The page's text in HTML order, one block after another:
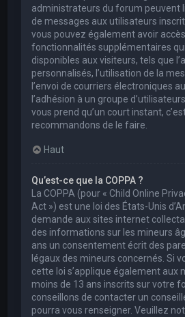
administrateurs du forum peuvent
de messages aux utilisateurs
vous pouvez également avoir
fonctionnalités supplémentaires
disponibles aux visiteurs, tels que
personnalisés, l’utilisation de la
l’envoi de courriers électroniques
l’adhésion à un groupe
vous prend qu’un court instant,
recommandons de le faire.
Haut
Qu’est-ce que la COPPA ?
La COPPA (pour « Child Online
Act ») est une loi des États-Unis
demande aux sites internet
des informations sur les mineurs
ans un consentement écrit des
légaux des mineurs concernés. Si
cette loi s’applique également aux
moins de 13 ans inscrits sur votre
conseillons de contacter un
pourra vous renseigner. Veuillez